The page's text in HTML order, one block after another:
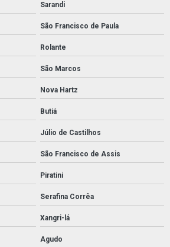
Sarandi
São Francisco de Paula
Rolante
São Marcos
Nova Hartz
Butiá
Júlio de Castilhos
São Francisco de Assis
Piratini
Serafina Corrêa
Xangri-lá
Agudo